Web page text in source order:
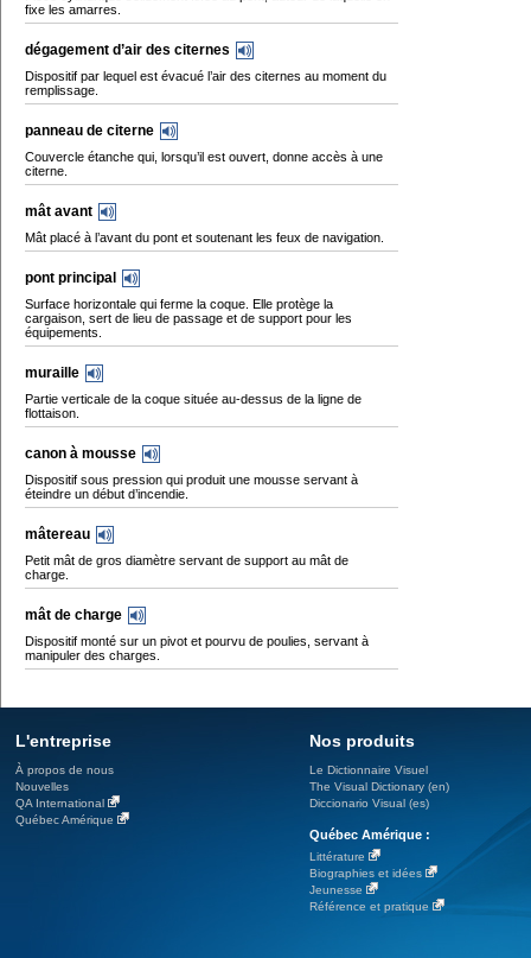
fixe les amarres.
dégagement d’air des citernes
Dispositif par lequel est évacué l’air des citernes au moment du
remplissage.
panneau de citerne
Couvercle étanche qui, lorsqu’il est ouvert, donne accès à une
citerne.
mât avant
Mât placé à l’avant du pont et soutenant les feux de navigation.
pont principal
Surface horizontale qui ferme la coque. Elle protège la
cargaison, sert de lieu de passage et de support pour les
équipements.
muraille
Partie verticale de la coque située au-dessus de la ligne de
flottaison.
canon à mousse
Dispositif sous pression qui produit une mousse servant à
éteindre un début d’incendie.
mâtereau
Petit mât de gros diamètre servant de support au mât de
charge.
mât de charge
Dispositif monté sur un pivot et pourvu de poulies, servant à
manipuler des charges.
L'entreprise
À propos de nous
Nouvelles
QA International
Québec Amérique
Nos produits
Le Dictionnaire Visuel
The Visual Dictionary (en)
Diccionario Visual (es)
Québec Amérique :
Littérature
Biographies et idées
Jeunesse
Référence et pratique